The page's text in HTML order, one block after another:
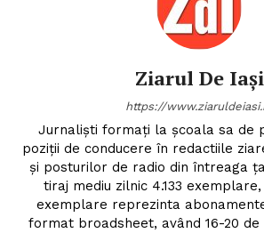
Ziarul De Iași
https://
Jurnalişti formaţi la şcoala sa de
poziţii de conducere în redactiile
şi posturilor de radio din întreaga
tiraj mediu zilnic 4.133
exemplare reprezinta
format broadsheet, având 16-20 de